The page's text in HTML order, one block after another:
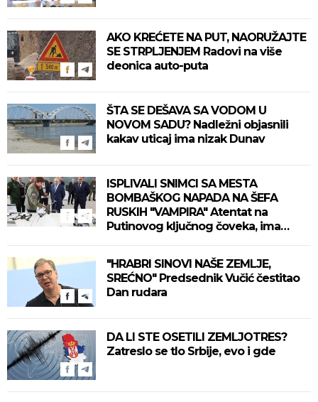
AKO KREĆETE NA PUT, NAORUŽAJTE
SE STRPLJENJEM Radovi na više
deonica auto-puta
ŠTA SE DEŠAVA SA VODOM U
NOVOM SADU? Nadležni objasnili
kakav uticaj ima nizak Dunav
ISPLIVALI SNIMCI SA MESTA
BOMBAŠKOG NAPADA NA ŠEFA
RUSKIH "VAMPIRA" Atentat na
Putinovog ključnog čoveka, ima
"HRABRI SINOVI NAŠE ZEMLJE,
SREĆNO" Predsednik Vučić čestitao
Dan rudara
DA LI STE OSETILI ZEMLJOTRES?
Zatreslo se tlo Srbije, evo i gde